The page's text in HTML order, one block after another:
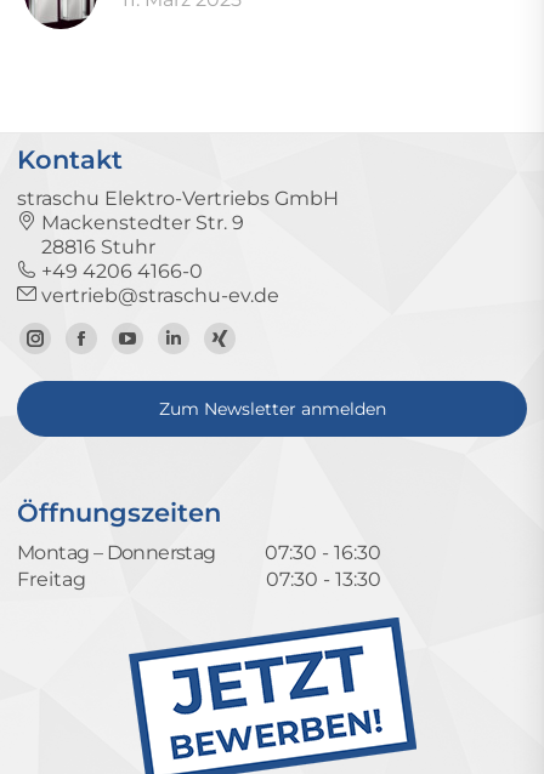
Kontakt
straschu Elektro-Vertriebs GmbH
Mackenstedter Str. 9
28816 Stuhr
+49 4206 4166-0
vertrieb@straschu-ev.de
Zum
Instagram-
Zur
Facebook-
Zum
YouTube-
Kanal
Zum
LinkedIn-
Profil
Zum
Xing-
Profil
Zum Newsletter anmelden
Öffnungszeiten
Montag – Donnerstag
07:30 - 16:30
Freitag
07:30 - 13:30